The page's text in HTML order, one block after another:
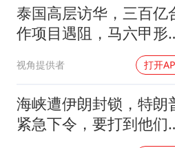
泰国高层访华，三百亿
作项目遇阻，马六甲形
视角提供者 打开
海峡遭伊朗封锁，特朗
紧急下令，要打到他们